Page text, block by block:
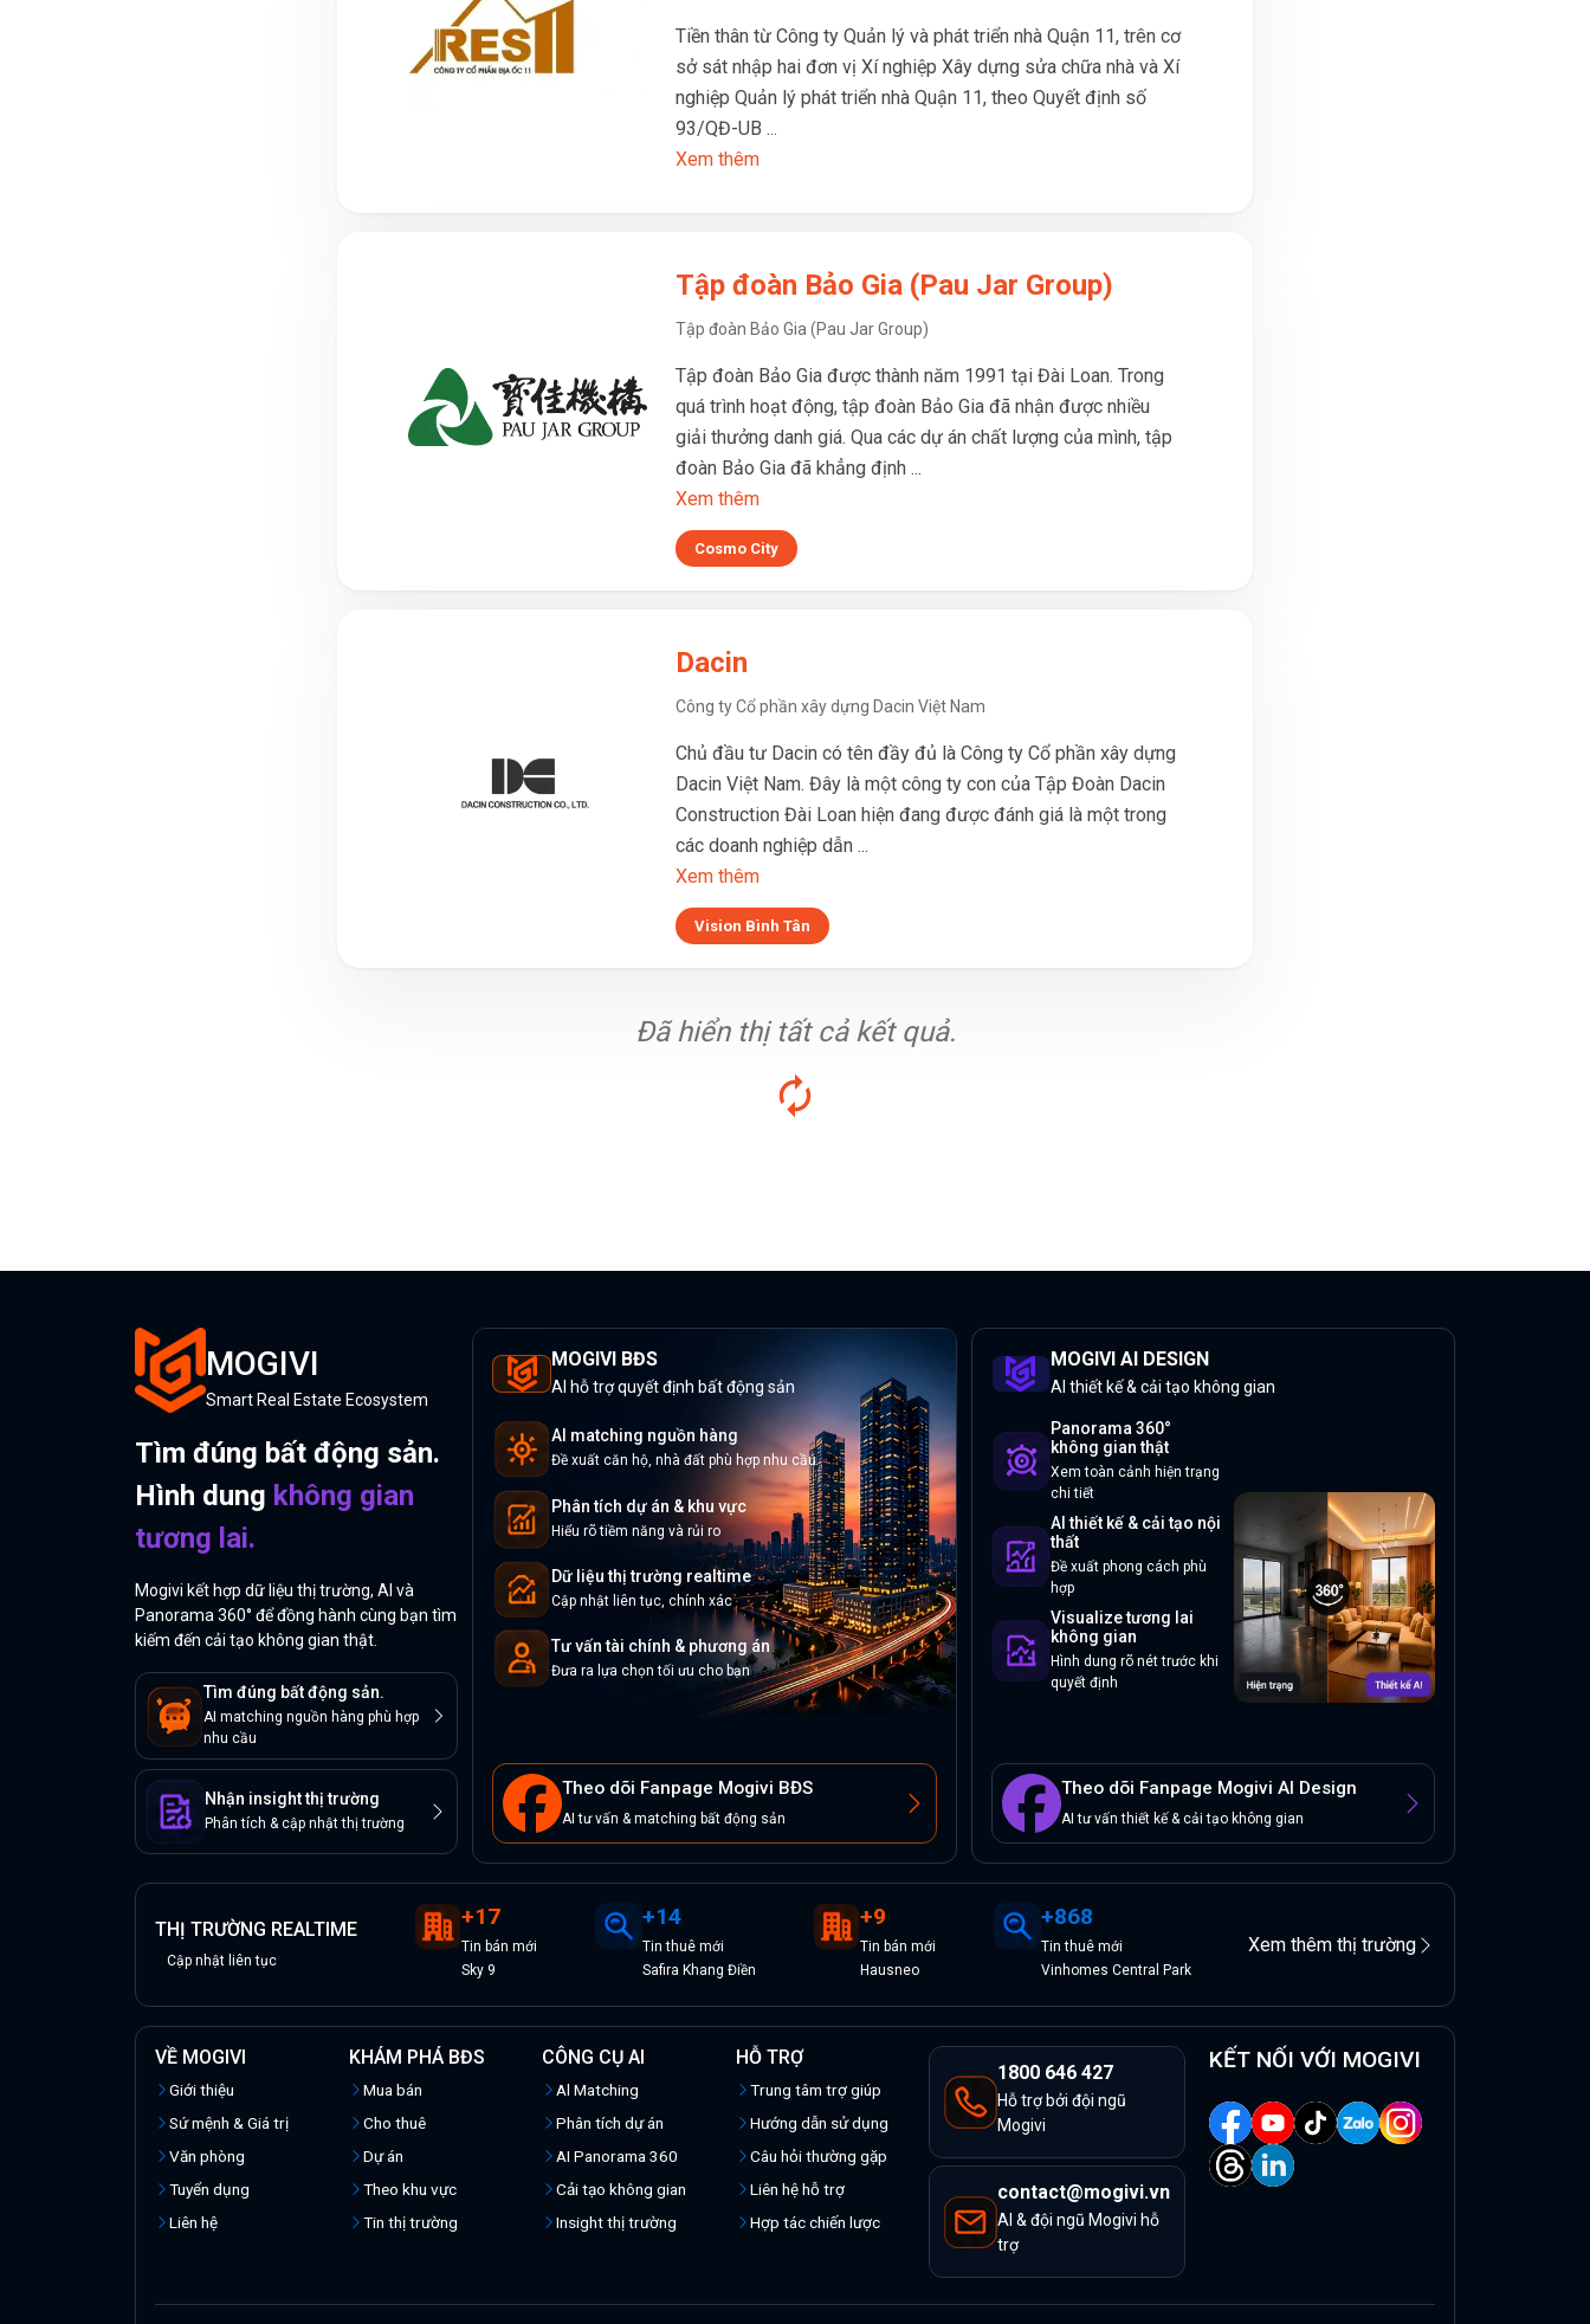
Tiền thân từ Công ty Quản lý và phát triển nhà Quận 11, trên cơ
sở sát nhập hai đơn vị Xí nghiệp Xây dựng sửa chữa nhà và Xí
nghiệp Quản lý phát triển nhà Quận 11, theo Quyết định số
93/QĐ-UB ...
Xem thêm
Tập đoàn Bảo Gia (Pau Jar Group)
Tập đoàn Bảo Gia (Pau Jar Group)
Tập đoàn Bảo Gia được thành năm 1991 tại Đài Loan. Trong
quá trình hoạt động, tập đoàn Bảo Gia đã nhận được nhiều
giải thưởng danh giá. Qua các dự án chất lượng của mình, tập
đoàn Bảo Gia đã khẳng định ...
Xem thêm
Cosmo City
Dacin
Công ty Cổ phần xây dựng Dacin Việt Nam
Chủ đầu tư Dacin có tên đầy đủ là Công ty Cổ phần xây dựng
Dacin Việt Nam. Đây là một công ty con của Tập Đoàn Dacin
Construction Đài Loan hiện đang được đánh giá là một trong
các doanh nghiệp dẫn ...
Xem thêm
Vision Bình Tân
Đã hiển thị tất cả kết quả.
MOGIVI
Smart Real Estate Ecosystem
Tìm đúng bất động sản.
Hình dung không gian
tương lai.
Mogivi kết hợp dữ liệu thị trường, AI và
Panorama 360° để đồng hành cùng bạn tìm
kiếm đến cải tạo không gian thật.
Tìm đúng bất động sản.
AI matching nguồn hàng phù hợp
nhu cầu
Nhận insight thị trường
Phân tích & cập nhật thị trường
MOGIVI BĐS
AI hỗ trợ quyết định bất động sản
AI matching nguồn hàng
Đề xuất căn hộ, nhà đất phù hợp nhu cầu
Phân tích dự án & khu vực
Hiểu rõ tiềm năng và rủi ro
Dữ liệu thị trường realtime
Cập nhật liên tục, chính xác
Tư vấn tài chính & phương án
Đưa ra lựa chọn tối ưu cho bạn
Theo dõi Fanpage Mogivi BĐS
AI tư vấn & matching bất động sản
MOGIVI AI DESIGN
AI thiết kế & cải tạo không gian
Panorama 360°
không gian thật
Xem toàn cảnh hiện trạng
chi tiết
AI thiết kế & cải tạo nội
thất
Đề xuất phong cách phù
hợp
Visualize tương lai
không gian
Hình dung rõ nét trước khi
quyết định
Theo dõi Fanpage Mogivi AI Design
AI tư vấn thiết kế & cải tạo không gian
THỊ TRƯỜNG REALTIME
Cập nhật liên tục
+17
Tin bán mới
Sky 9
+14
Tinthuêmới
Safira Khang Điền
+9
Tin bán mới
Hausneo
+868
Tinthuêmới
Vinhomes Central Park
Xem thêm thị trường
VỀ MOGIVI
Giới thiệu
Sứ mệnh & Giá trị
Văn phòng
Tuyển dụng
Liên hệ
KHÁM PHÁ BĐS
Mua bán
Cho thuê
Dự án
Theo khu vực
Tin thị trường
CÔNG CỤ AI
Al Matching
Phân tích dự án
AI Panorama 360
Cải tạo không gian
Insight thị trường
HỖ TRỢ
Trung tâm trợ giúp
Hướng dẫn sử dụng
Câu hỏi thường gặp
Liên hệ hỗ trợ
Hợp tác chiến lược
1800 646 427
Hỗ trợ bởi đội ngũ
Mogivi
contact@mogivi.vn
AI & đội ngũ Mogivi hỗ
trợ
KẾT NỐI VỚI MOGIVI